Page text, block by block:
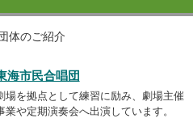
体のご紹介
海市民合唱団
場を拠点として練習に励み、劇場主催
業や定期演奏会へ出演しています。